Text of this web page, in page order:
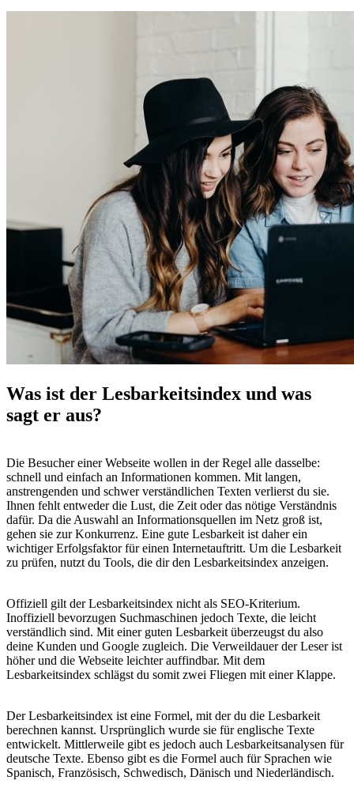
Was ist der Lesbarkeitsindex und was
sagt er aus?
Die Besucher einer Webseite wollen in der Regel alle dasselbe:
schnell und einfach an Informationen kommen. Mit langen,
anstrengenden und schwer verständlichen Texten verlierst du sie.
Ihnen fehlt entweder die Lust, die Zeit oder das nötige Verständnis
dafür. Da die Auswahl an Informationsquellen im Netz groß ist,
gehen sie zur Konkurrenz. Eine gute Lesbarkeit ist daher ein
wichtiger Erfolgsfaktor für einen Internetauftritt. Um die Lesbarkeit
zu prüfen, nutzt du Tools, die dir den Lesbarkeitsindex anzeigen.
Offiziell gilt der Lesbarkeitsindex nicht als SEO-Kriterium.
Inoffiziell bevorzugen Suchmaschinen jedoch Texte, die leicht
verständlich sind. Mit einer guten Lesbarkeit überzeugst du also
deine Kunden und Google zugleich. Die Verweildauer der Leser ist
höher und die Webseite leichter auffindbar. Mit dem
Lesbarkeitsindex schlägst du somit zwei Fliegen mit einer Klappe.
Der Lesbarkeitsindex ist eine Formel, mit der du die Lesbarkeit
berechnen kannst. Ursprünglich wurde sie für englische Texte
entwickelt. Mittlerweile gibt es jedoch auch Lesbarkeitsanalysen für
deutsche Texte. Ebenso gibt es die Formel auch für Sprachen wie
Spanisch, Französisch, Schwedisch, Dänisch und Niederländisch.